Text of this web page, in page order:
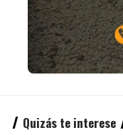
Quizás te interese